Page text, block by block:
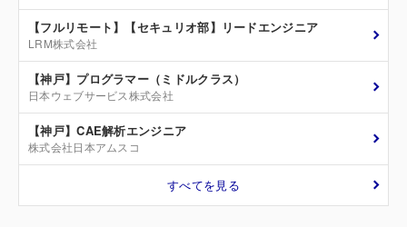
【フルリモート】【セキュリオ部】リードエンジニア
LRM株式会社
【神戸】プログラマー（ミドルクラス）
日本ウェブサービス株式会社
【神戸】CAE解析エンジニア
株式会社日本アムスコ
すべてを見る